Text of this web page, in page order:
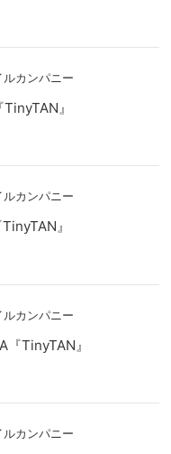
ルカンパニー
』
ルカンパニー
』
ルカンパニー
『TinyTAN』
ルカンパニー